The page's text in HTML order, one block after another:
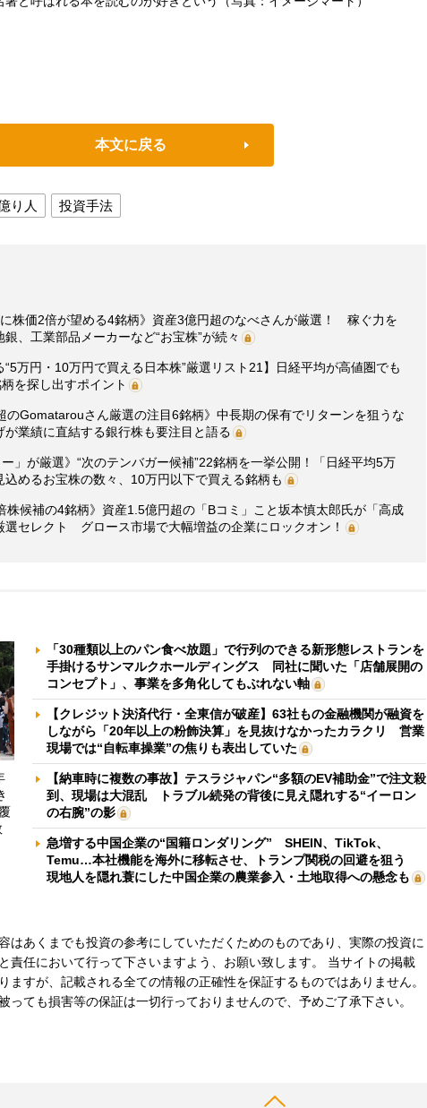
本文に戻る
り人 投資手法
株価2倍が望める4銘柄》資産3億円超のなべさんが厳選！ 稼ぐ力を
、工業部品メーカーなど“お宝株”が続々
“5万円・10万円で買える日本株”厳選リスト21】日経平均が高値圏でも
を探し出すポイント
のGomatarouさん厳選の注目6銘柄》中長期の保有でリターンを狙うな
業績に直結する銀行株も要注目と語る
ー」が厳選》“次のテンバガー候補”22銘柄を一挙公開！「日経平均5万
込めるお宝株の数々、10万円以下で買える銘柄も
株候補の4銘柄》資産1.5億円超の「Bコミ」こと坂本慎太郎氏が「高成
選セレクト グロース市場で大幅増益の企業にロックオン！
「30種類以上のパン食べ放題」で行列のできる新形態レストランを
手掛けるサンマルクホールディングス 同社に聞いた「店舗展開の
コンセプト」、事業を多角化してもぶれない軸
【クレジット決済代行・全東信が破産】63社もの金融機関が融資を
しながら「20年以上の粉飾決算」を見抜けなかったカラクリ 営業
現場では“自転車操業”の焦りも表出していた
【納車時に複数の事故】テスラジャパン“多額のEV補助金”で注文殺
到、現場は大混乱 トラブル続発の背後に見え隠れする“イーロン
の右腕”の影
急増する中国企業の“国籍ロンダリング” SHEIN、TikTok、
Temu…本社機能を海外に移転させ、トランプ関税の回避を狙う
現地人を隠れ蓑にした中国企業の農業参入・土地取得への懸念も
はあくまでも投資の参考にしていただくためのものであり、実際の投資に
責任において行って下さいますよう、お願い致します。 当サイトの掲載
ますが、記載される全ての情報の正確性を保証するものではありません。
っても損害等の保証は一切行っておりませんので、予めご了承下さい。